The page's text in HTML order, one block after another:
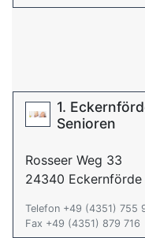
1.
Senioren
Rosseer Weg 33
24340 Eckernförde
Telefon +49 (4351) 755
Fax +49 (4351) 879 716